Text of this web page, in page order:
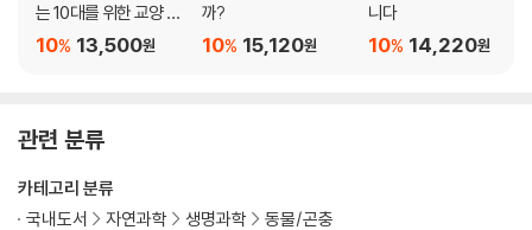
는 10대를 위한 교양 수
업 9
13,500원
10%
까?
15,120원
10%
니다
14,220원
10%
관련 분류
카테고리 분류
국내도서
자연과학 생명과학 동물/곤충